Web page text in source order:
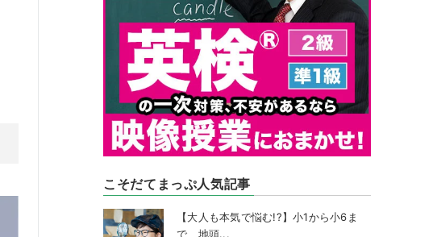
こそだてまっぷ人気記事
【大人も本気で悩む!?】小1から小6ま
で、地頭...